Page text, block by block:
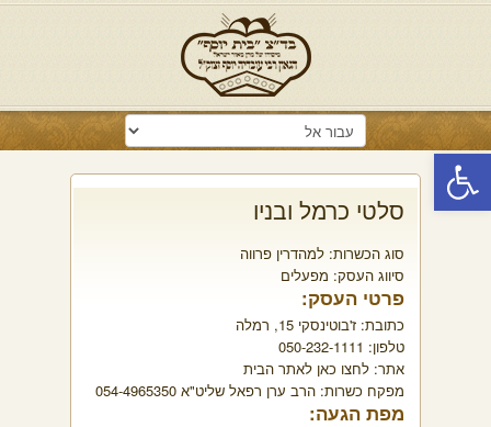
פתח סרגל נגישות
סלטי כרמל ובניו
סוג הכשרות: למהדרין פרווה
סיווג העסק: מפעלים
פרטי העסק:
כתובת: ז'בוטינסקי 15, רמלה
טלפון: 050-232-1111
אתר: לחצו כאן לאתר הבית
מפקח כשרות: הרב ערן רפאל שליט"א 054-4965350
מפת הגעה: